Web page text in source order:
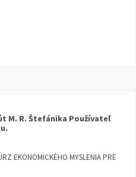
M. R. Štefánika Používateľ
EKONOMICKÉHO MYSLENIA PRE